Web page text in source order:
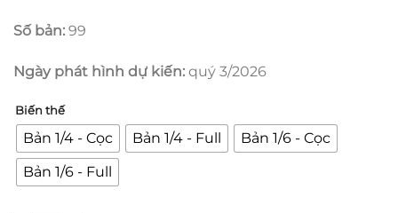
Số bản: 99
Ngày phát hình dự kiến: quý 3/2026
Biến thế
Bản 1/4 - Cọc Bản 1/4 - Full
Bản 1/6 - Cọc
Bản 1/6 - Full